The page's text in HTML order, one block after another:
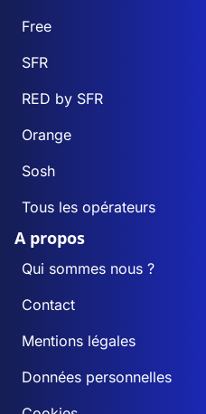
Free
SFR
RED by SFR
Orange
Sosh
Tous les opérateurs
A propos
Qui sommes nous ?
Contact
Mentions légales
Données personnelles